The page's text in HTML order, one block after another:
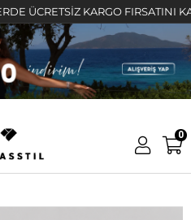
KARGO FIRSATINI
0